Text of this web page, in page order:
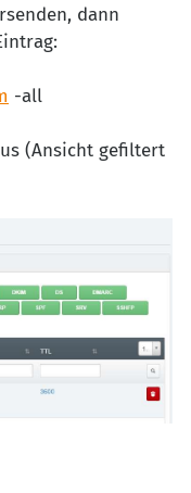
dann
-all
(Ansicht gefiltert